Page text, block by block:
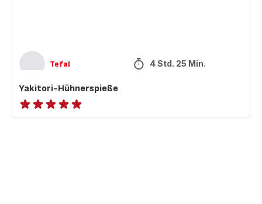
Tefal 4 Std. 25 Min.
Yakitori-Hühnerspieße
ratings.NaN